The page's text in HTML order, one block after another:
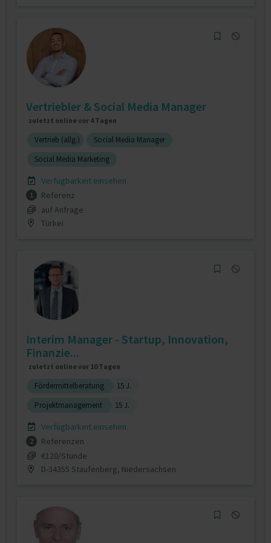
Vertriebler & Social Media Manager
zuletzt online vor 4 Tagen
Vertrieb (allg.)
Social Media Manager
Social Media Marketing
Verfügbarkeit einsehen
1
Referenz
auf Anfrage
Türkei
Interim Manager - Startup, Innovation,
Finanzie...
zuletzt online vor 10 Tagen
Fördermittelberatung
15 J.
Projektmanagement
15 J.
Verfügbarkeit einsehen
2
Referenzen
€120/Stunde
D-34355 Staufenberg, Niedersachsen